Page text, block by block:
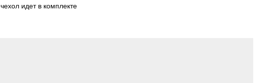
чехол идет в комплекте